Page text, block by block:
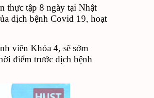
thực tập 8 ngày tại Nhật
dịch bệnh Covid 19, hoạt
viên Khóa 4, sẽ sớm
điểm trước dịch bệnh